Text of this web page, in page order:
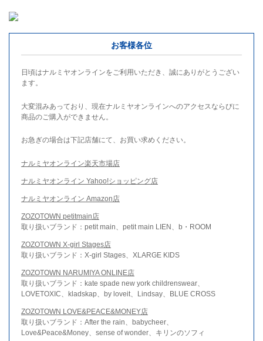
お客様各位
日頃はナルミヤオンラインをご利用いただき、誠にありがとうござい
ます。
大変混みあっており、現在ナルミヤオンラインへのアクセスならびに
商品のご購入ができません。
お急ぎの場合は下記店舗にて、お買い求めください。
ナルミヤオンライン楽天市場店
ナルミヤオンライン Yahoo!ショッピング店
ナルミヤオンライン Amazon店
ZOZOTOWN petitmain店
取り扱いブランド：petit main、petit main LIEN、b・ROOM
ZOZOTOWN X-girl Stages店
取り扱いブランド：X-girl Stages、XLARGE KIDS
ZOZOTOWN NARUMIYA ONLINE店
取り扱いブランド：kate spade new york childrenswear、
LOVETOXIC、kladskap、by loveit、Lindsay、BLUE CROSS
ZOZOTOWN LOVE&PEACE&MONEY店
取り扱いブランド：After the rain、babycheer、
Love&Peace&Money、sense of wonder、キリンのソフィ